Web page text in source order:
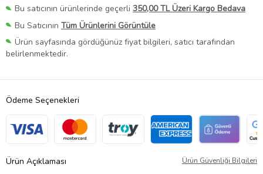
Bu satıcının ürünlerinde geçerli 350,00 TL Üzeri Kargo Bedava
Bu Satıcının Tüm Ürünlerini Görüntüle
Ürün sayfasında gördüğünüz fiyat bilgileri, satıcı tarafından
belirlenmektedir.
Ödeme Seçenekleri
Ürün Açıklaması Ürün Güvenliği Bilgileri